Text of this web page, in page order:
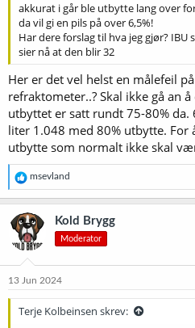
akkurat i går ble utbytte lang over
da vil gi en pils på over 6,5%!
Har dere forslag til hva jeg gjør? IBU
sier nå at den blir 32
Her er det vel helst en målefeil
refraktometer..? Skal ikke gå an
utbyttet er satt rundt 75-80%
liter 1.048 med 80% utbytte. For
utbytte som normalt ikke skal
R
e
a
k
s
j
o
e
msevland
Kold Brygg
Moderator
13 Jun 2024
Terje Kolbeinsen skrev: